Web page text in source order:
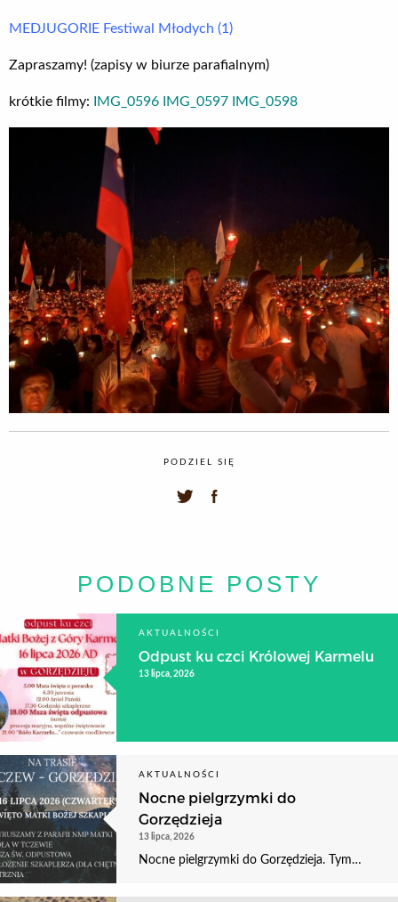
MEDJUGORIE Festiwal Młodych (1)
Zapraszamy! (zapisy w biurze parafialnym)
krótkie filmy: IMG_0596 IMG_0597 IMG_0598
PODZIEL SIĘ
PODOBNE POSTY
AKTUALNOŚCI
Odpust ku czci Królowej Karmelu
13 lipca, 2026
AKTUALNOŚCI
Nocne pielgrzymki do
Gorzędzieja
13 lipca, 2026
Nocne pielgrzymki do Gorzędzieja. Tym…